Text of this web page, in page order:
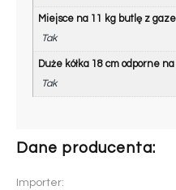
Miejsce na 11 kg butlę z
Tak
Duże kółka 18 cm odporne
Tak
Dane producenta:
Importer: